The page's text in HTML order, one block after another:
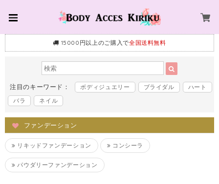
15000円以上のご購入で全国送料無料
注目のキーワード： ボディジュエリー ブライダル
ハート
バラ
ネイル
ファンデーション
リキッドファンデーション コンシーラ
パウダリーファンデーション